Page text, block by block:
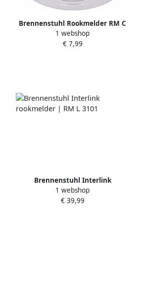
Brennenstuhl Rookmelder RM C
9010 1290080
1 webshop
€ 7,99
Brennenstuhl Interlink
rookmelder | RM L 3101
1 webshop
€ 39,99